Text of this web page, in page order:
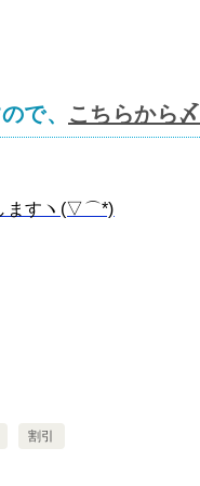
で、 こちらから
ますヽ(▽⌒*)
割引